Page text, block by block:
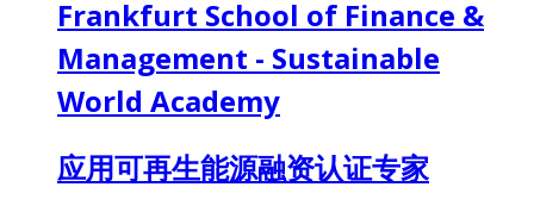
Frankfurt School of Finance &
Management - Sustainable
World Academy
应用可再生能源融资认证专家